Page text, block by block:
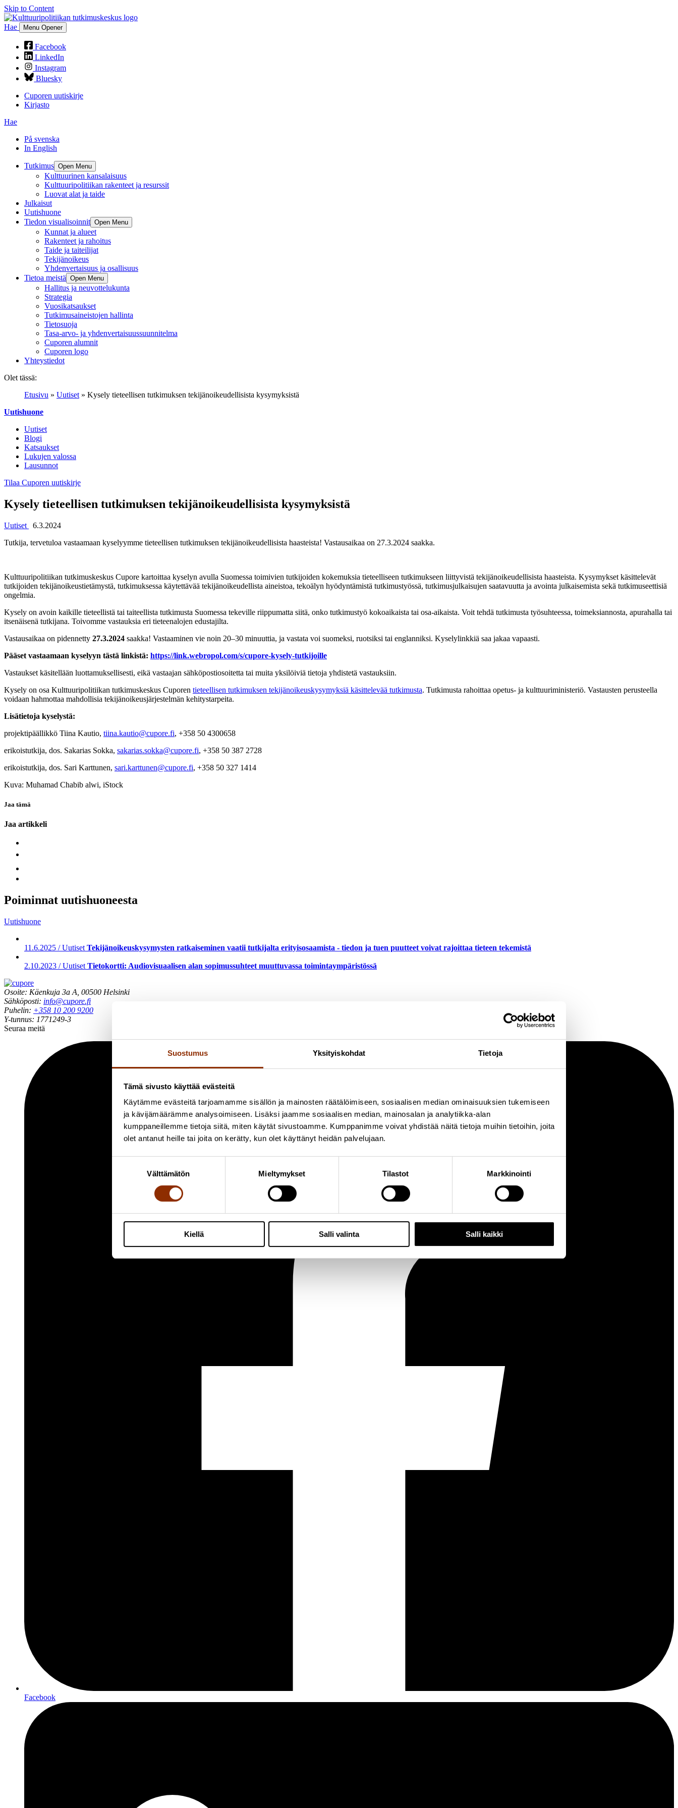
Suostumus Yksityiskohdat Tietoja
Tämä sivusto käyttää evästeitä
Käytämme evästeitä tarjoamamme sisällön ja mainosten räätälöimiseen, sosiaalisen median ominaisuuksien tukemiseen
ja kävijämäärämme analysoimiseen. Lisäksi jaamme sosiaalisen median, mainosalan ja analytiikka-alan
kumppaneillemme tietoja siitä, miten käytät sivustoamme. Kumppanimme voivat yhdistää näitä tietoja muihin tietoihin, joita
olet antanut heille tai joita on kerätty, kun olet käyttänyt heidän palvelujaan.
Välttämätön Mieltymykset Tilastot Markkinointi
Kiellä Salli valinta Salli kaikki
Skip to Content
Hae Menu Opener
Facebook
LinkedIn
Instagram
Bluesky
Cuporen uutiskirje
Kirjasto
Hae
På svenska
In English
Tutkimus Open Menu
Kulttuurinen kansalaisuus
Kulttuuripolitiikan rakenteet ja resurssit
Luovat alat ja taide
Julkaisut
Uutishuone
Tiedon visualisoinnit Open Menu
Kunnat ja alueet
Rakenteet ja rahoitus
Taide ja taiteilijat
Tekijänoikeus
Yhdenvertaisuus ja osallisuus
Tietoa meistä Open Menu
Hallitus ja neuvottelukunta
Strategia
Vuosikatsaukset
Tutkimusaineistojen hallinta
Tietosuoja
Tasa-arvo- ja yhdenvertaisuussuunnitelma
Cuporen alumnit
Cuporen logo
Yhteystiedot
Olet tässä:
Etusivu » Uutiset » Kysely tieteellisen tutkimuksen tekijänoikeudellisista kysymyksistä
Uutishuone
Uutiset
Blogi
Katsaukset
Lukujen valossa
Lausunnot
Tilaa Cuporen uutiskirje
Kysely tieteellisen tutkimuksen tekijänoikeudellisista kysymyksistä
Uutiset
6.3.2024
Tutkija, tervetuloa vastaamaan kyselyymme tieteellisen tutkimuksen tekijänoikeudellisista haasteista! Vastausaikaa on 27.3.2024 saakka.
Kulttuuripolitiikan tutkimuskeskus Cupore kartoittaa kyselyn avulla Suomessa toimivien tutkijoiden kokemuksia tieteelliseen tutkimukseen liittyvistä tekijänoikeudellisista haasteista. Kysymykset käsittelevät
tutkijoiden tekijänoikeustietämystä, tutkimuksessa käytettävää tekijänoikeudellista aineistoa, tekoälyn hyödyntämistä tutkimustyössä, tutkimusjulkaisujen saatavuutta ja avointa julkaisemista sekä tutkimuseettisiä
ongelmia.
Kysely on avoin kaikille tieteellistä tai taiteellista tutkimusta Suomessa tekeville riippumatta siitä, onko tutkimustyö kokoaikaista tai osa-aikaista. Voit tehdä tutkimusta työsuhteessa, toimeksiannosta, apurahalla tai
itsenäisenä tutkijana. Toivomme vastauksia eri tieteenalojen edustajilta.
Vastausaikaa on pidennetty 27.3.2024 saakka! Vastaaminen vie noin 20–30 minuuttia, ja vastata voi suomeksi, ruotsiksi tai englanniksi. Kyselylinkkiä saa jakaa vapaasti.
Pääset vastaamaan kyselyyn tästä linkistä: https://link.webropol.com/s/cupore-kysely-tutkijoille
Vastaukset käsitellään luottamuksellisesti, eikä vastaajan sähköpostiosoitetta tai muita yksilöiviä tietoja yhdistetä vastauksiin.
Kysely on osa Kulttuuripolitiikan tutkimuskeskus Cuporen tieteellisen tutkimuksen tekijänoikeuskysymyksiä käsittelevää tutkimusta. Tutkimusta rahoittaa opetus- ja kulttuuriministeriö. Vastausten perusteella
voidaan hahmottaa mahdollisia tekijänoikeusjärjestelmän kehitystarpeita.
Lisätietoja kyselystä:
projektipäällikkö Tiina Kautio, tiina.kautio@cupore.fi, +358 50 4300658
erikoistutkija, dos. Sakarias Sokka, sakarias.sokka@cupore.fi, +358 50 387 2728
erikoistutkija, dos. Sari Karttunen, sari.karttunen@cupore.fi, +358 50 327 1414
Kuva: Muhamad Chabib alwi, iStock
Jaa tämä
Jaa artikkeli
Poiminnat uutishuoneesta
Uutishuone
11.6.2025 / Uutiset Tekijänoikeuskysymysten ratkaiseminen vaatii tutkijalta erityisosaamista - tiedon ja tuen puutteet voivat rajoittaa tieteen tekemistä
2.10.2023 / Uutiset Tietokortti: Audiovisuaalisen alan sopimussuhteet muuttuvassa toimintaympäristössä
Osoite: Käenkuja 3a A, 00500 Helsinki
Sähköposti: info@cupore.fi
Puhelin: +358 10 200 9200
Y-tunnus: 1771249-3
Seuraa meitä
Facebook